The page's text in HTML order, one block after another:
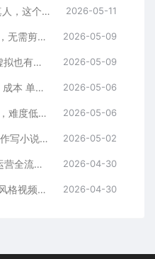
2026年AI一键生成，动漫转真人，这个月靠这个AI赚了2W+ 2026-05-11
最新AI一键生成影视解说视频，无需剪辑3分钟1条，条条爆款，多平台变现日入2000+ 2026-05-09
2026最新多多虚拟0.01玩法虚拟也有新门路轻松日入2500! 2026-05-09
手机壁纸赚钱秘籍！AI 绘画 0 成本 单店狂销 3.8 万单 2026-05-06
公众号流量主之拍照技巧赛道，难度低+流量大，起号第一篇就爆了10w阅读！ 2026-05-06
26年最新风口项目，AI工具创作写小说，轻松实现日入1000+ 2026-05-02
公众号流量主变现从0-1系统运营全流程讲解！ 2026-04-30
最新：视频号AI一键生成武侠风格视频，狂撸视频号分成收益，学完轻松日入1000+ 2026-04-30